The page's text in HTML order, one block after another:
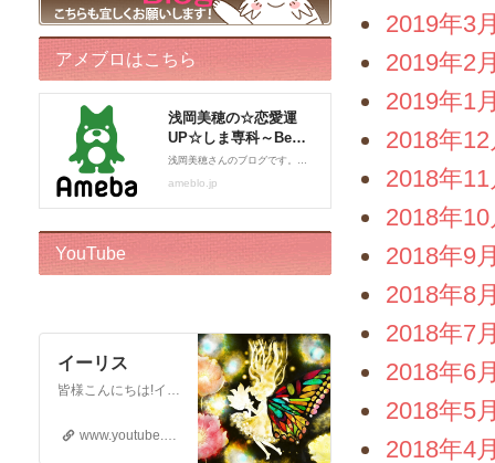
2019年3
2019年2
2019年1
2018年12
2018年11
2018年10
2018年9
2018年8
2018年7
2018年6
2018年5
2018年4
アメブロはこちら
YouTube
イーリス
皆様こんにちは!イーリスです! ドリーバーチュー博士公認 エンジェル・イントゥイティブ（AI）™です。 心理カウンセラー、カードセラピスト、アドバイザー、執筆をしております。 このチャンネルはボランティアでお届けしております。私自身がオラクルカードに救われた一人なので、 誰かのお役に立ちたいという気持ちからスタートいたしました! ※2018年12月22日から…
www.youtube.com